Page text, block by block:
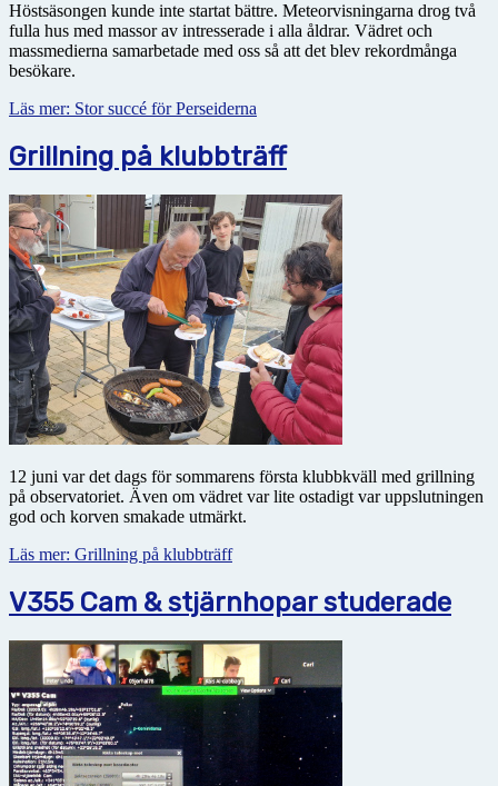
Höstsäsongen kunde inte startat bättre. Meteorvisningarna drog två
fulla hus med massor av intresserade i alla åldrar. Vädret och
massmedierna samarbetade med oss så att det blev rekordmånga
besökare.
Läs mer: Stor succé för Perseiderna
Grillning på klubbträff
12 juni var det dags för sommarens första klubbkväll med grillning
på observatoriet. Även om vädret var lite ostadigt var uppslutningen
god och korven smakade utmärkt.
Läs mer: Grillning på klubbträff
V355 Cam & stjärnhopar studerade